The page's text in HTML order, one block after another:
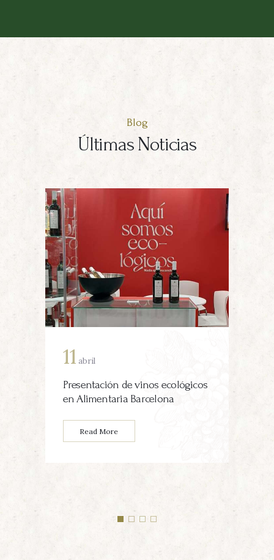
Blog
Últimas Noticias
11 abril
Presentación de vinos ecológicos
en Alimentaria Barcelona
Read More